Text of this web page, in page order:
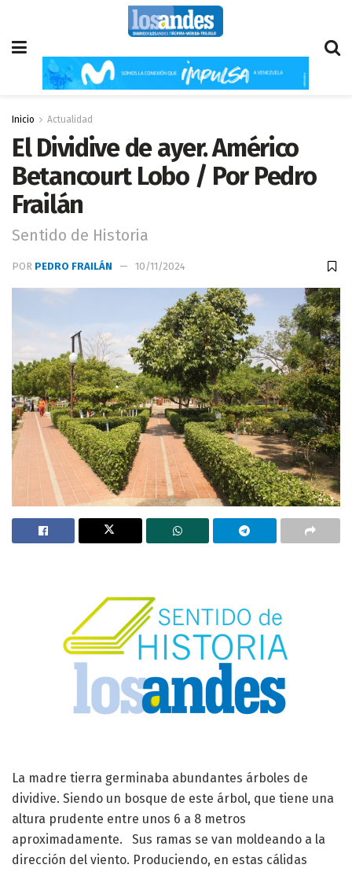
Inicio Actualidad
El Dividive de ayer. Américo
Betancourt Lobo / Por Pedro
Frailán
Sentido de Historia
POR PEDRO FRAILÁN 10/11/2024
La madre tierra germinaba abundantes árboles de
dividive. Siendo un bosque de este árbol, que tiene una
altura prudente entre unos 6 a 8 metros
aproximadamente. Sus ramas se van moldeando a la
dirección del viento. Produciendo, en estas cálidas